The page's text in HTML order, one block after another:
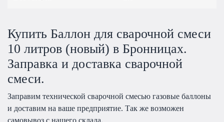
Купить Баллон для сварочной смеси
10 литров (новый) в Бронницах.
Заправка и доставка сварочной
смеси.
Заправим технической сварочной смесью газовые баллоны
и доставим на ваше предприятие. Так же возможен
самовывоз с нашего склада.